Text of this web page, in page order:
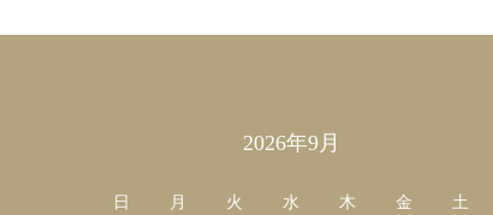
2026年9月
日 月 火 水 木 金 土